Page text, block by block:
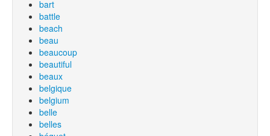
bart
battle
beach
beau
beaucoup
beautiful
beaux
belgique
belgium
belle
belles